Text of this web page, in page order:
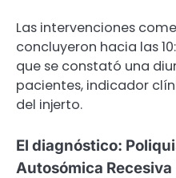
Las intervenciones
concluyeron hacia las
que se constató una
pacientes, indicador
del injerto.
El diagnóstico:
Autosómica Recesiva